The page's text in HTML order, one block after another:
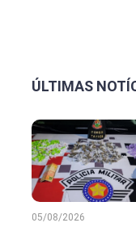
ÚLTIMAS
05/08/2026